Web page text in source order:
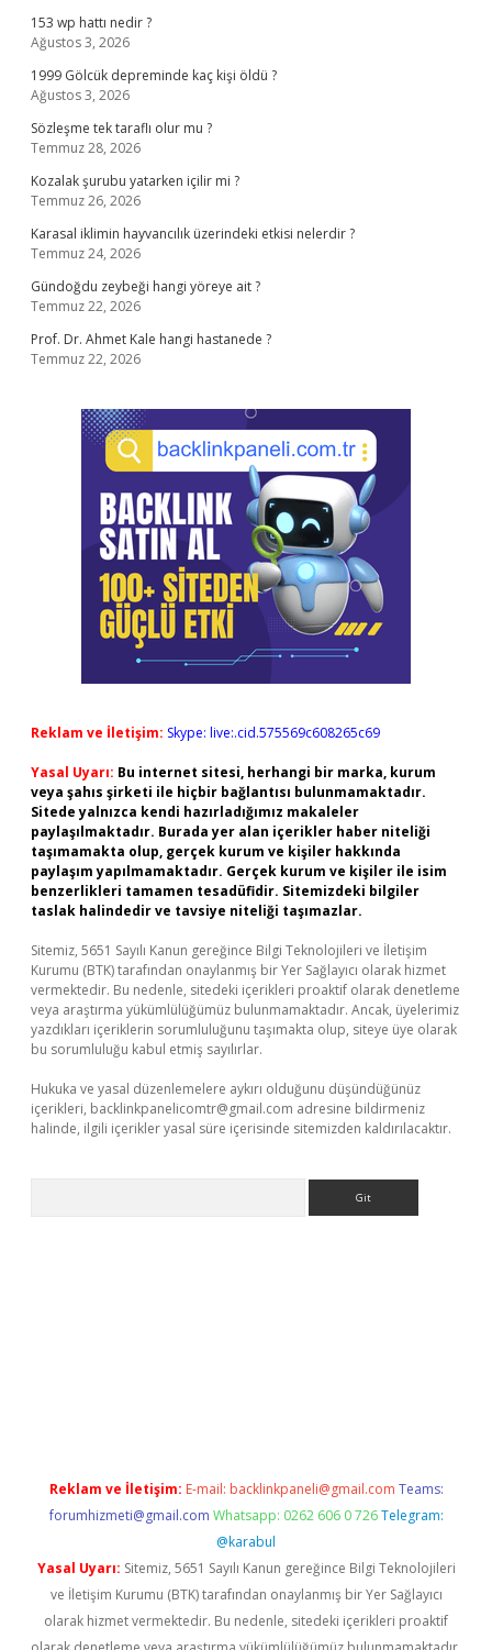
153 wp hattı nedir ?
Ağustos 3, 2026
1999 Gölcük depreminde kaç kişi öldü ?
Ağustos 3, 2026
Sözleşme tek taraflı olur mu ?
Temmuz 28, 2026
Kozalak şurubu yatarken içilir mi ?
Temmuz 26, 2026
Karasal iklimin hayvancılık üzerindeki etkisi nelerdir ?
Temmuz 24, 2026
Gündoğdu zeybeği hangi yöreye ait ?
Temmuz 22, 2026
Prof. Dr. Ahmet Kale hangi hastanede ?
Temmuz 22, 2026
Reklam ve İletişim: Skype: live:.cid.575569c608265c69
Yasal Uyarı: Bu internet sitesi, herhangi bir marka, kurum
veya şahıs şirketi ile hiçbir bağlantısı bulunmamaktadır.
Sitede yalnızca kendi hazırladığımız makaleler
paylaşılmaktadır. Burada yer alan içerikler haber niteliği
taşımamakta olup, gerçek kurum ve kişiler hakkında
paylaşım yapılmamaktadır. Gerçek kurum ve kişiler ile isim
benzerlikleri tamamen tesadüfidir. Sitemizdeki bilgiler
taslak halindedir ve tavsiye niteliği taşımazlar.
Sitemiz, 5651 Sayılı Kanun gereğince Bilgi Teknolojileri ve İletişim
Kurumu (BTK) tarafından onaylanmış bir Yer Sağlayıcı olarak hizmet
vermektedir. Bu nedenle, sitedeki içerikleri proaktif olarak denetleme
veya araştırma yükümlülüğümüz bulunmamaktadır. Ancak, üyelerimiz
yazdıkları içeriklerin sorumluluğunu taşımakta olup, siteye üye olarak
bu sorumluluğu kabul etmiş sayılırlar.
Hukuka ve yasal düzenlemelere aykırı olduğunu düşündüğünüz
içerikleri, backlinkpanelicomtr@gmail.com adresine bildirmeniz
halinde, ilgili içerikler yasal süre içerisinde sitemizden kaldırılacaktır.
Reklam ve İletişim: E-mail: backlinkpaneli@gmail.com Teams:
forumhizmeti@gmail.com Whatsapp: 0262 606 0 726 Telegram:
@karabul
Yasal Uyarı: Sitemiz, 5651 Sayılı Kanun gereğince Bilgi Teknolojileri
ve İletişim Kurumu (BTK) tarafından onaylanmış bir Yer Sağlayıcı
olarak hizmet vermektedir. Bu nedenle, sitedeki içerikleri proaktif